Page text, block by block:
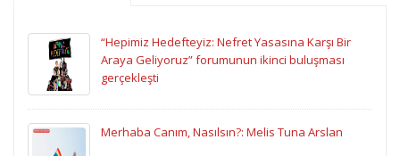
“Hepimiz Hedefteyiz: Nefret Yasasına Karşı Bir
Araya Geliyoruz” forumunun ikinci buluşması
gerçekleşti
Merhaba Canım, Nasılsın?: Melis Tuna Arslan